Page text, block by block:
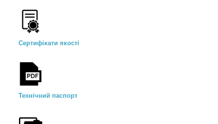
Сертифікати якості
Технічний паспорт